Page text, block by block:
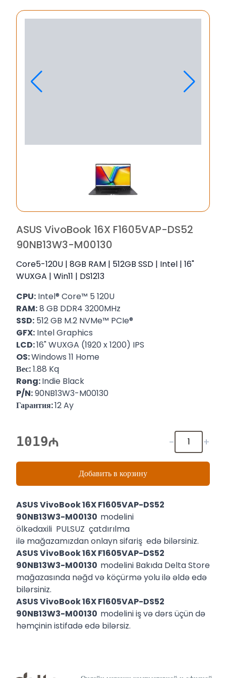
ASUS VivoBook 16X F1605VAP-DS52
90NB13W3-M00130
Core5-120U | 8GB RAM | 512GB SSD | Intel | 16"
WUXGA | Win11 | DS1213
CPU: Intel® Core™ 5 120U
RAM:8 GB DDR4 3200MHz
SSD: 512 GB M.2 NVMe™ PCIe®
GFX: Intel Graphics
LCD:16" WUXGA (1920 x 1200) IPS
OS:Windows 11 Home
Вес:1.88 Kq
Rəng:Indie Black
P/N:90NB13W3-M00130
Гарантия:12 Ay
1019 - +
Добавить в корзину
ASUS VivoBook 16X F1605VAP-DS52
90NB13W3-M00130 modelini
ölkədaxili PULSUZ çatdırılma
ilə mağazamızdan onlayn sifariş edə bilərsiniz.
ASUS VivoBook 16X F1605VAP-DS52
90NB13W3-M00130 modelini Bakıda Delta Store
mağazasında nəğd və köçürmə yolu ilə əldə edə
bilərsiniz.
ASUS VivoBook 16X F1605VAP-DS52
90NB13W3-M00130 modelini iş və dərs üçün də
həmçinin istifadə edə bilərsiz.